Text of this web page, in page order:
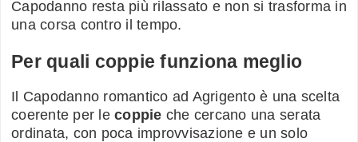
Capodanno resta più rilassato e non si trasforma in
una corsa contro il tempo.
Per quali coppie funziona meglio
Il Capodanno romantico ad Agrigento è una scelta
coerente per le coppie che cercano una serata
ordinata, con poca improvvisazione e un solo